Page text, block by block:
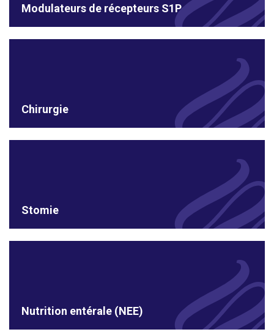
Modulateurs de récepteurs S1P
Chirurgie
Stomie
Nutrition entérale (NEE)